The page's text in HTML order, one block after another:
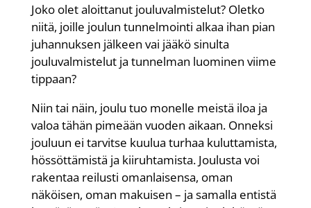
Joko olet aloittanut jouluvalmistelut? Oletko
niitä, joille joulun tunnelmointi alkaa ihan pian
juhannuksen jälkeen vai jääkö sinulta
jouluvalmistelut ja tunnelman luominen viime
tippaan?
Niin tai näin, joulu tuo monelle meistä iloa ja
valoa tähän pimeään vuoden aikaan. Onneksi
jouluun ei tarvitse kuulua turhaa kuluttamista,
hössöttämistä ja kiiruhtamista. Joulusta voi
rakentaa reilusti omanlaisensa, oman
näköisen, oman makuisen – ja samalla entistä